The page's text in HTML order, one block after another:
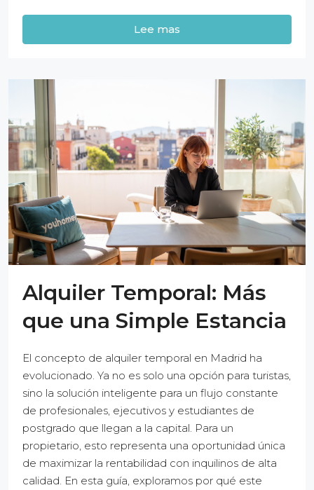
Lee mas
Alquiler Temporal: Más
que una Simple Estancia
El concepto de alquiler temporal en Madrid ha
evolucionado. Ya no es solo una opción para turistas,
sino la solución inteligente para un flujo constante
de profesionales, ejecutivos y estudiantes de
postgrado que llegan a la capital. Para un
propietario, esto representa una oportunidad única
de maximizar la rentabilidad con inquilinos de alta
calidad. En esta guía, exploramos por qué este